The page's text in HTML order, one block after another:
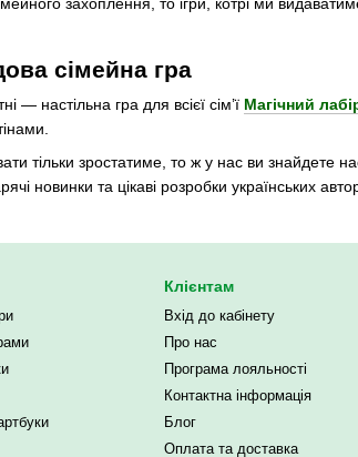
сімейна гра
— настільна гра для всієї сім’ї Магічний
тільки зростатиме, то ж у нас ви знайдете
новинки та цікаві розробки українських
Клієнтам
Вхід до кабінету
Про нас
Програма лояльності
Контактна інформація
Блог
Оплата та доставка